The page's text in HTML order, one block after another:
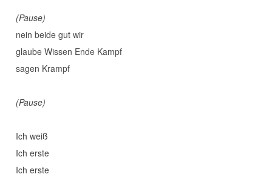
(Pause)
nein beide gut wir
glaube Wissen Ende Kampf
sagen Krampf
(Pause)
Ich weiß
Ich erste
Ich erste